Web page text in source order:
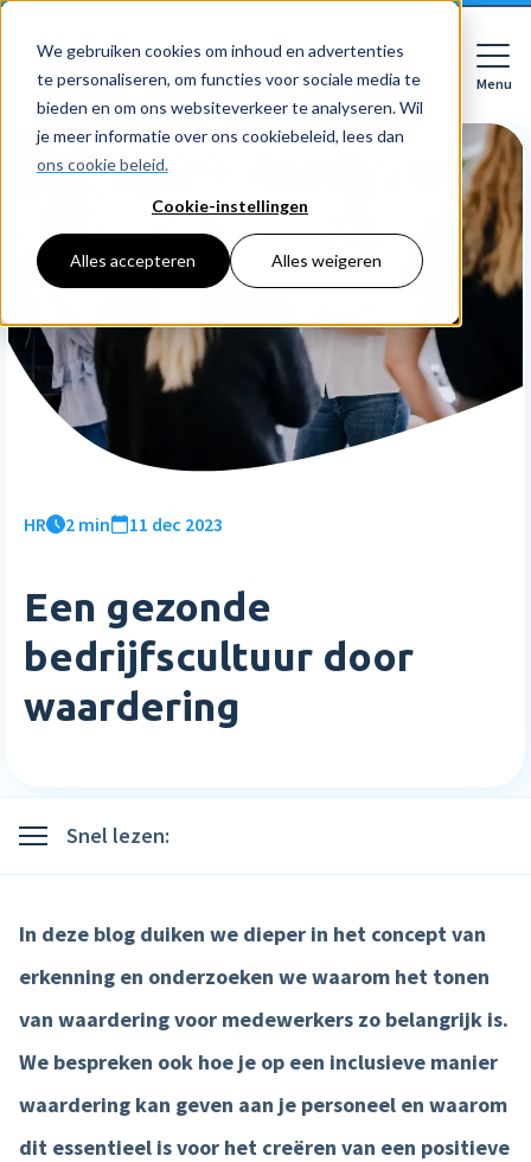
We gebruiken cookies om inhoud en advertenties
te personaliseren, om functies voor sociale media te
bieden en om ons websiteverkeer te analyseren. Wil
je meer informatie over ons cookiebeleid, lees dan
ons cookie beleid.
Cookie-instellingen
Alles accepteren Alles weigeren
Menu
Close
Softwarepakketten
Voor bedrijven
Voor accountants
Employee Self Service
Inloggen
Features
Declaraties
HR dashboards
HR workflows
Verlofregistratie
Meer HR features »
Salaris
Meer salaris features »
Product
Product tour
Tarieven
Prijzen
Voor bedrijven
Voor accountants
Starten met Nmbrs
Ontdek
Resources
Bibliotheek
Klantverhalen
Events
Trainingen
Bedrijf
Careers
Neem contact op
Login
Nederlands
English
Plan een demo
HR 2 min 11 dec 2023
Een gezonde
bedrijfscultuur door
waardering
Snel lezen:
In deze blog duiken we dieper in het concept van
erkenning en onderzoeken we waarom het tonen
van waardering voor medewerkers zo belangrijk is.
We bespreken ook hoe je op een inclusieve manier
waardering kan geven aan je personeel en waarom
dit essentieel is voor het creëren van een positieve